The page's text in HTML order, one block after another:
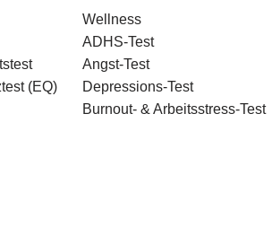
(EQ)
Wellness
ADHS-Test
Angst-Test
Depressions-Test
Burnout- & Arbeitsstress-Test